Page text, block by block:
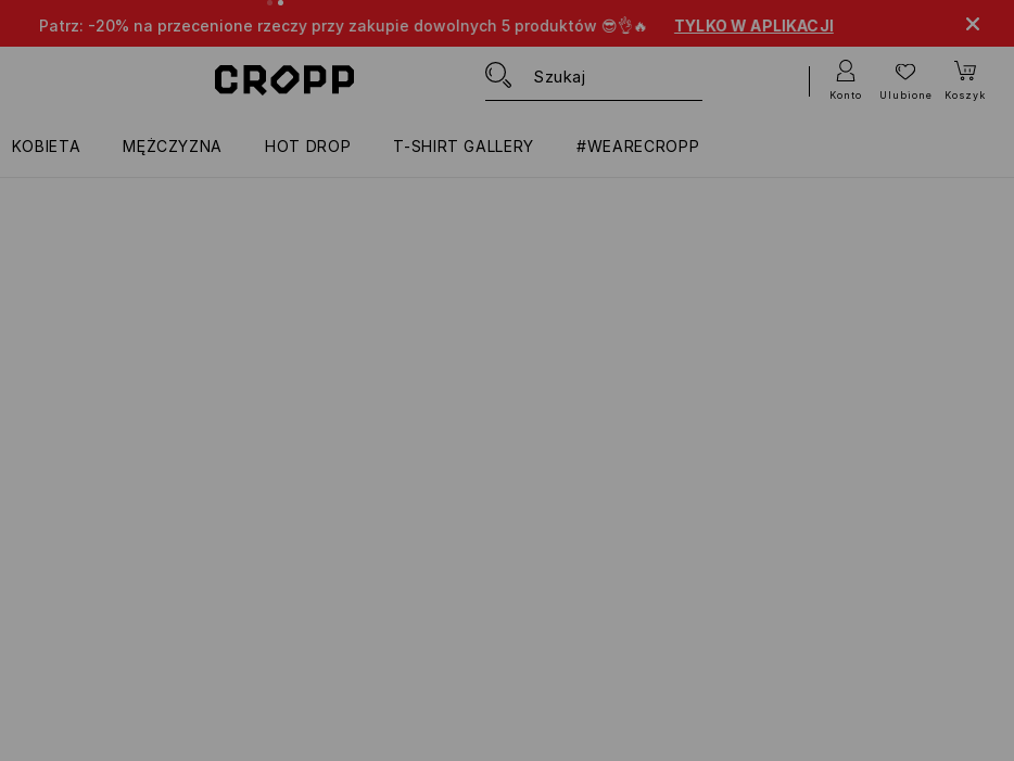
rzeczy przy zakupie dowolnych 5 produktów 😎👌🔥 TYLKO W APLIKACJI
KOBIETA MĘŻCZYZNA HOT DROP T-SHIRT GALLERY #WEARECROPP
Konto Ulubione Koszyk